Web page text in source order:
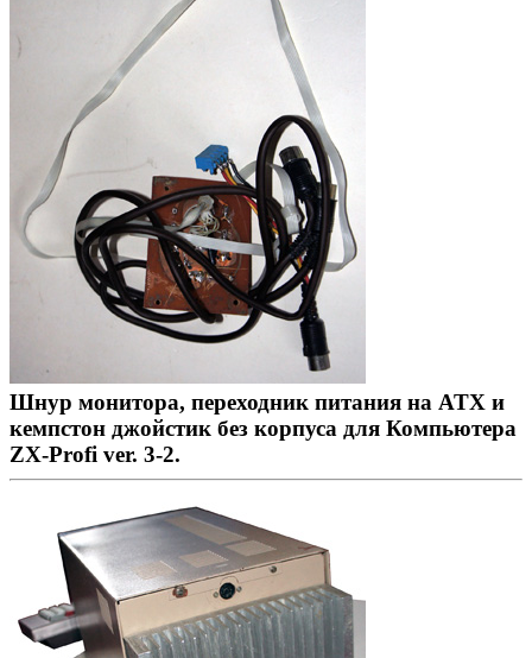
Шнур монитора, переходник питания на ATX и
кемпстон джойстик без корпуса для Компьютера
ZX-Profi ver. 3-2.